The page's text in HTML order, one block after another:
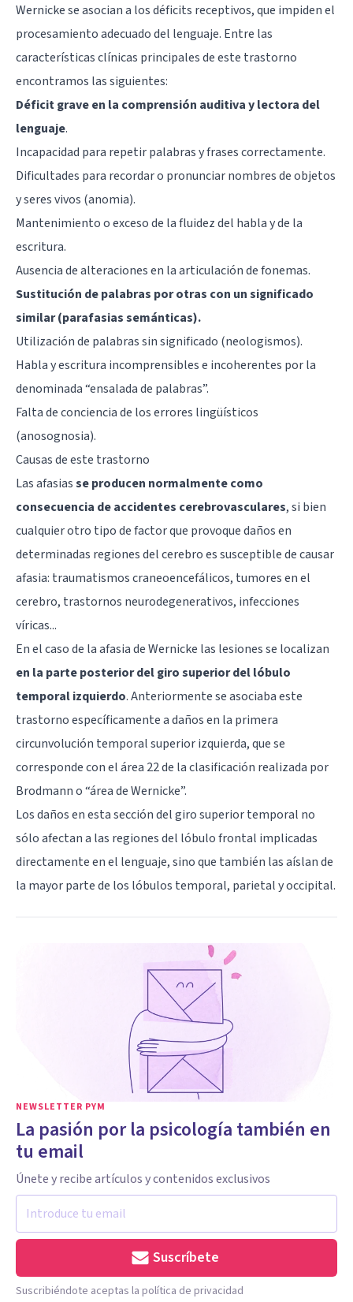
Wernicke se asocian a los déficits receptivos, que impiden el
procesamiento adecuado del lenguaje. Entre las
características clínicas principales de este trastorno
encontramos las siguientes:
Déficit grave en la comprensión auditiva y lectora del
lenguaje.
Incapacidad para repetir palabras y frases correctamente.
Dificultades para recordar o pronunciar nombres de objetos
y seres vivos (anomia).
Mantenimiento o exceso de la fluidez del habla y de la
escritura.
Ausencia de alteraciones en la articulación de fonemas.
Sustitución de palabras por otras con un significado
similar (parafasias semánticas).
Utilización de palabras sin significado (neologismos).
Habla y escritura incomprensibles e incoherentes por la
denominada “ensalada de palabras”.
Falta de conciencia de los errores lingüísticos
(anosognosia).
Causas de este trastorno
Las afasiasse producen normalmente como
consecuencia de accidentes cerebrovasculares, si bien
cualquier otro tipo de factor que provoque daños en
determinadas regiones del cerebro es susceptible de causar
afasia: traumatismos craneoencefálicos, tumores en el
cerebro, trastornos neurodegenerativos, infecciones
víricas...
En el caso de la afasia de Wernicke las lesiones se localizan
en la parte posterior del giro superior del lóbulo
temporal izquierdo. Anteriormente se asociaba este
trastorno específicamente a daños en la primera
circunvolución temporal superior izquierda, que se
corresponde con el área 22 de la clasificación realizada por
Brodmann o “área de Wernicke”.
Los daños en esta sección del giro superior temporal no
sólo afectan a las regiones del lóbulo frontal implicadas
directamente en el lenguaje, sino que también las aíslan de
la mayor parte de los lóbulos temporal, parietal y occipital.
NEWSLETTER PYM
La pasión por la psicología también en
tu email
Únete y recibe artículos y contenidos exclusivos
Suscríbete
Suscribiéndote aceptas la política de privacidad